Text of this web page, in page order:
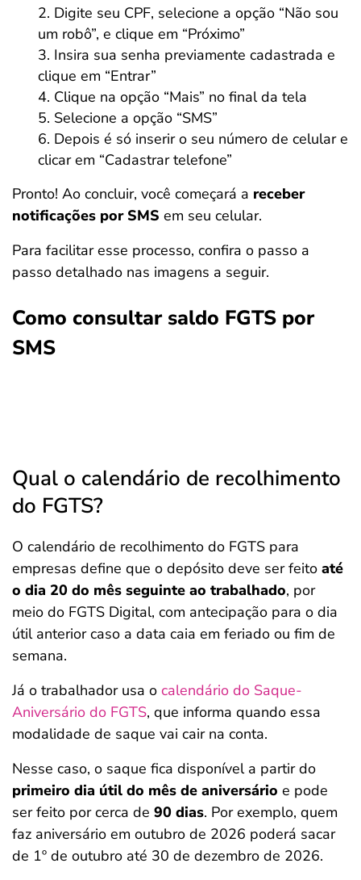
Digite seu CPF, selecione a opção “Não sou
um robô”, e clique em “Próximo”
Insira sua senha previamente cadastrada e
clique em “Entrar”
Clique na opção “Mais” no final da tela
Selecione a opção “SMS”
Depois é só inserir o seu número de celular e
clicar em “Cadastrar telefone”
Pronto! Ao concluir, você começará a receber
notificações por SMS em seu celular.
Para facilitar esse processo, confira o passo a
passo detalhado nas imagens a seguir.
Como consultar saldo FGTS por
SMS
Qual o calendário de recolhimento
do FGTS?
O calendário de recolhimento do FGTS para
empresas define que o depósito deve ser feito até
o dia 20 do mês seguinte ao trabalhado, por
meio do FGTS Digital, com antecipação para o dia
útil anterior caso a data caia em feriado ou fim de
semana.
Já o trabalhador usa o calendário do Saque-
Aniversário do FGTS, que informa quando essa
modalidade de saque vai cair na conta.
Nesse caso, o saque fica disponível a partir do
primeiro dia útil do mês de aniversário e pode
ser feito por cerca de 90 dias. Por exemplo, quem
faz aniversário em outubro de 2026 poderá sacar
de 1º de outubro até 30 de dezembro de 2026.